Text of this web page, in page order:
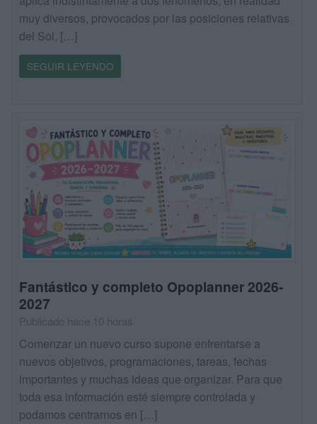
muy diversos, provocados por las posiciones relativas
del Sol, […]
SEGUIR LEYENDO
Fantástico y completo Opoplanner 2026-
2027
Comenzar un nuevo curso supone enfrentarse a
nuevos objetivos, programaciones, tareas, fechas
importantes y muchas ideas que organizar. Para que
toda esa información esté siempre controlada y
podamos centrarnos en […]